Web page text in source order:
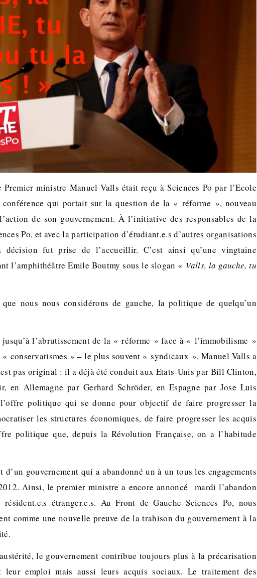
ministre Manuel Valls était reçu à Sciences Po par l’Ecole
conférence qui portait sur la question de la « réforme », nouveau
de son gouvernement. À l’initiative des responsables de la
Po, et avec la participation d’étudiant.e.s d’autres organisations
décision fut prise de l’accueillir. C’est ainsi qu’une vingtaine
l’amphithéâtre Emile Boutmy sous le slogan « Valls, la gauche, tu
nous nous considérons de gauche, la politique de quelqu’un
l’abrutissement de la « réforme » face à « l’immobilisme »
conservatismes » – le plus souvent « syndicaux », Manuel Valls a
pas original : il a déjà été conduit aux Etats-Unis par Bill Clinton,
en Allemagne par Gerhard Schröder, en Espagne par Jose Luis
politique qui se donne pour objectif de faire progresser la
les structures économiques, de faire progresser les acquis
politique que, depuis la Révolution Française, on a l’habitude
gouvernement qui a abandonné un à un tous les engagements
Ainsi, le premier ministre a encore annoncé mardi l’abandon
étranger.e.s. Au Front de Gauche Sciences Po, nous
comme une nouvelle preuve de la trahison du gouvernement à la
le gouvernement contribue toujours plus à la précarisation
leur emploi mais aussi leurs acquis sociaux. Le traitement des